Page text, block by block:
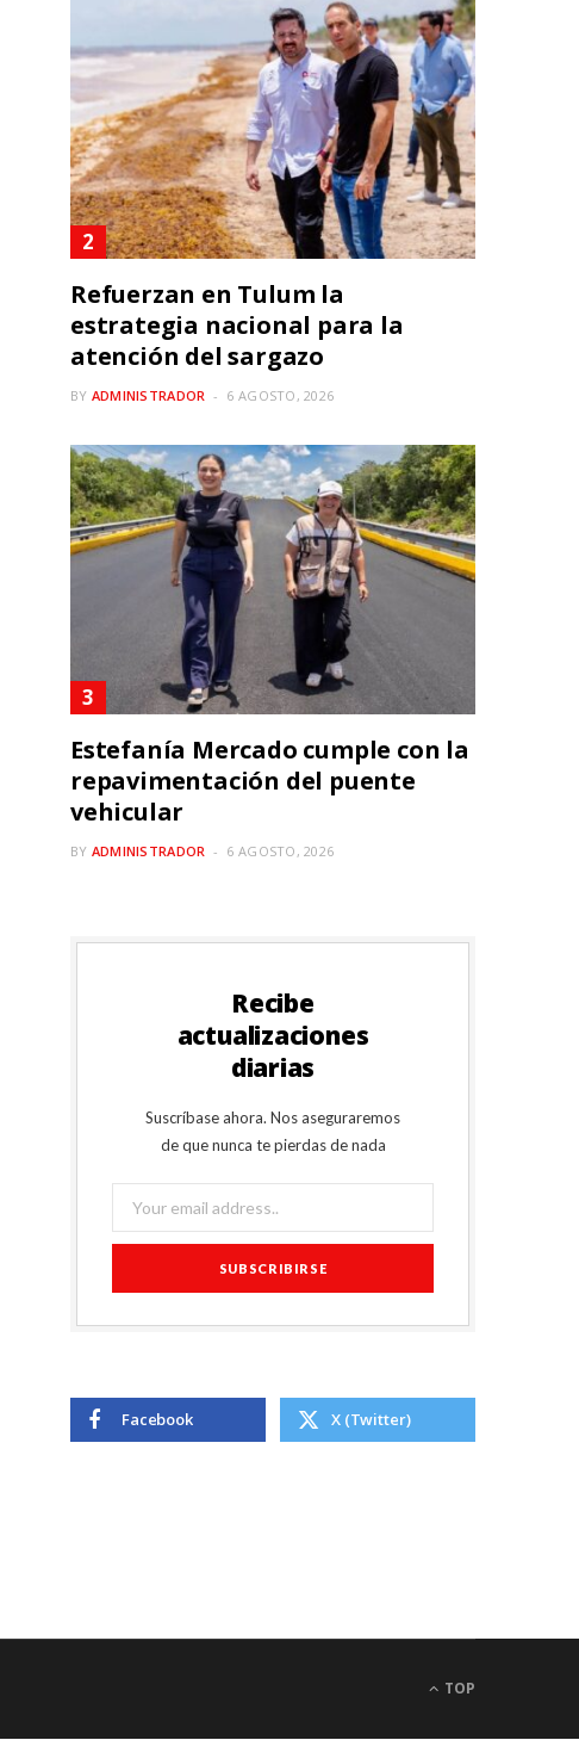
Refuerzan en Tulum la
estrategia nacional para la
atención del sargazo
BY ADMINISTRADOR 6 AGOSTO, 2026
Estefanía Mercado cumple con la
repavimentación del puente
vehicular
BY ADMINISTRADOR 6 AGOSTO, 2026
Recibe
actualizaciones
diarias
Suscríbase ahora. Nos aseguraremos
de que nunca te pierdas de nada
Facebook X (Twitter)
TOP